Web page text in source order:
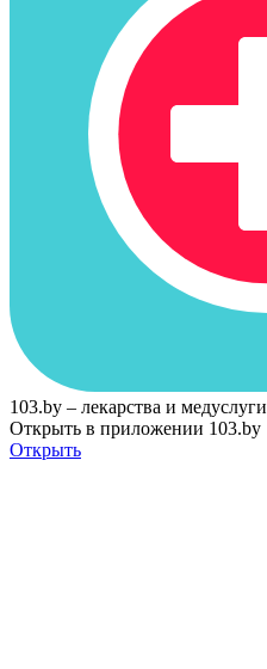
103.by – лекарства и медуслуги
Открыть в приложении 103.by
Открыть